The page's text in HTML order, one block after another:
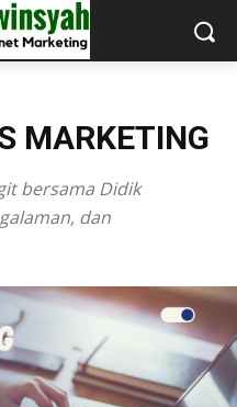
MARKETING
bersama Didik
dan